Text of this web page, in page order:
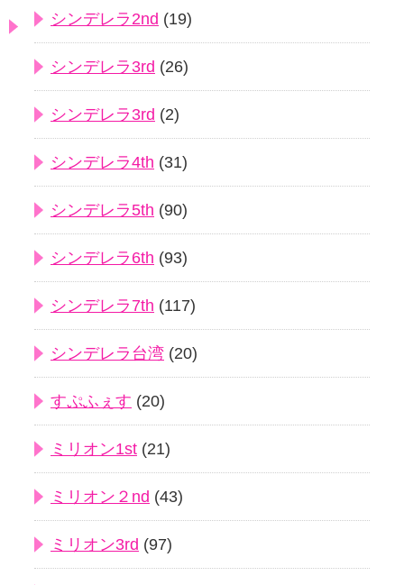
シンデレラ2nd (19)
シンデレラ3rd (26)
シンデレラ3rd (2)
シンデレラ4th (31)
シンデレラ5th (90)
シンデレラ6th (93)
シンデレラ7th (117)
シンデレラ台湾 (20)
すぷふぇす (20)
ミリオン1st (21)
ミリオン２nd (43)
ミリオン3rd (97)